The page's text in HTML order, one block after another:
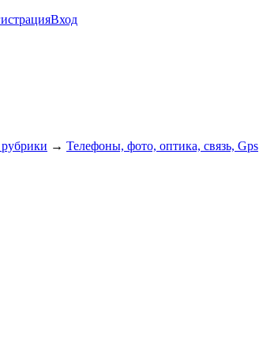
Вход
→ Телефоны, фото, оптика, связь, Gps